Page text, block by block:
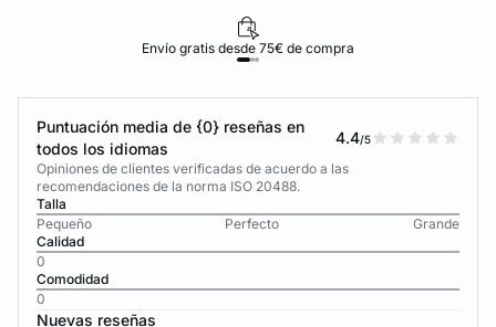
Envío gratis desde 75€ de compra
Puntuación media de {0} reseñas en
todos los idiomas
4.4/5
Opiniones de clientes verificadas de acuerdo a las
recomendaciones de la norma ISO 20488.
Talla
Pequeño
Perfecto
Grande
Calidad
0
Comodidad
0
Nuevas reseñas